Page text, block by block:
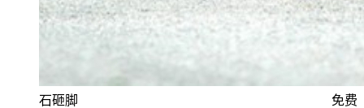
石砸脚 免费